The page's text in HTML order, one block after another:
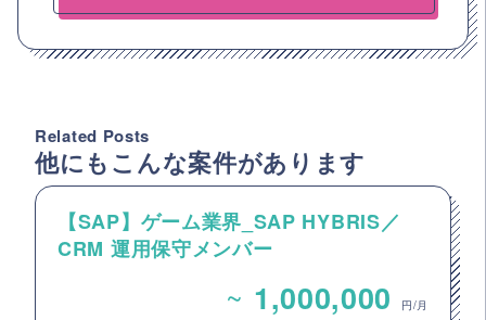
Related Posts
他にもこんな案件があります
【SAP】ゲーム業界_SAP HYBRIS／
CRM 運用保守メンバー
~ 1,000,000 円/月